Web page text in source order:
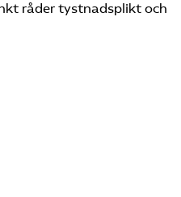
råder tystnadsplikt och